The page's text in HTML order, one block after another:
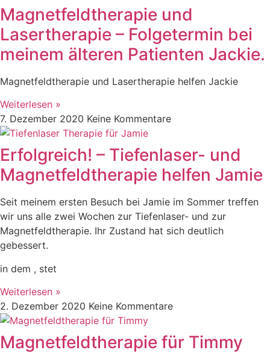
Magnetfeldtherapie und
Lasertherapie – Folgetermin bei
meinem älteren Patienten Jackie.
Magnetfeldtherapie und Lasertherapie helfen Jackie
Weiterlesen »
7. Dezember 2020 Keine Kommentare
Erfolgreich! – Tiefenlaser- und
Magnetfeldtherapie helfen Jamie
Seit meinem ersten Besuch bei Jamie im Sommer treffen
wir uns alle zwei Wochen zur Tiefenlaser- und zur
Magnetfeldtherapie. Ihr Zustand hat sich deutlich
gebessert.
in dem , stet
Weiterlesen »
2. Dezember 2020 Keine Kommentare
Magnetfeldtherapie für Timmy